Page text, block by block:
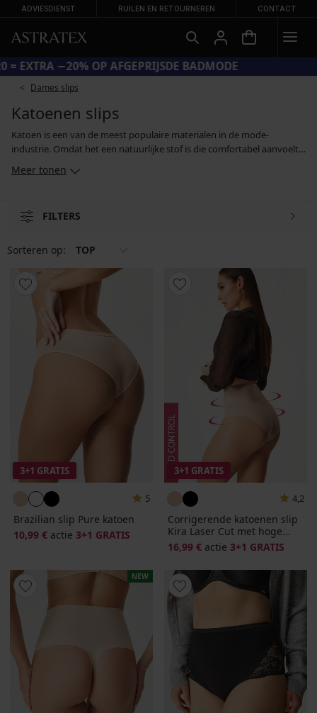
ADVIESDIENST RUILEN EN RETOURNEREN CONTACT
CODE SUN20 = EXTRA −20% OP AFGEPRIJSDE BADMODE
Dames slips
Katoenen slips
Katoen is een van de meest populaire materialen in de mode-
industrie. Omdat het een natuurlijke stof is die comfortabel aanvoelt
of biologisch katoen ook gebruikt voor de productie van ondergoed.
Braziliaanse strings, sportboxerslips en uitgesneden strings.
Meer tonen
FILTERS
Sorteren op: TOP
3+1 GRATIS
5
Brazilian slip Pure katoen
10,99 € actie 3+1 GRATIS
3+1 GRATIS
4,2
Corrigerende katoenen slip
Kira Laser Cut met hoge...
16,99 € actie 3+1 GRATIS
NEW